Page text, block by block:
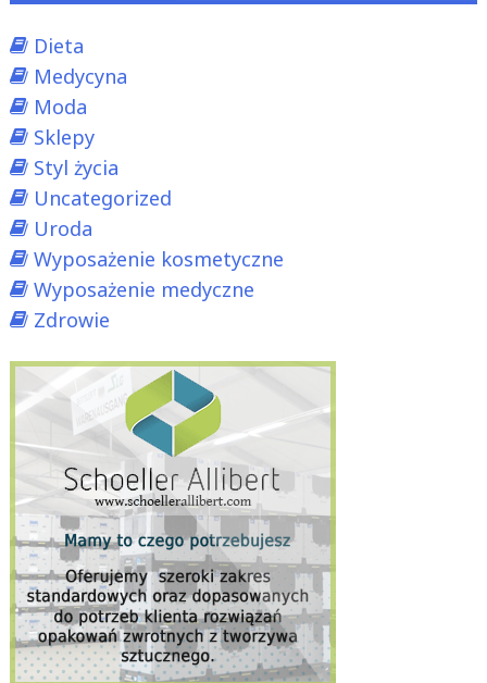
Dieta
Medycyna
Moda
Sklepy
Styl życia
Uncategorized
Uroda
Wyposażenie kosmetyczne
Wyposażenie medyczne
Zdrowie